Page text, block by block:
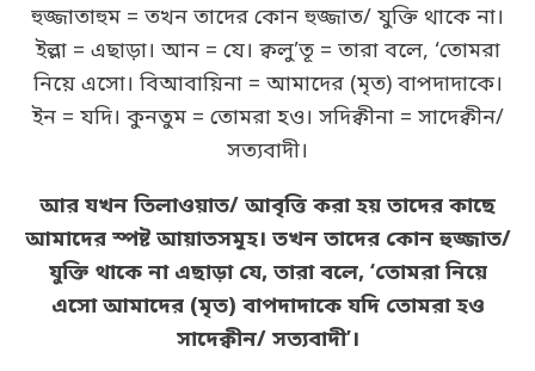
হুজ্জাতাহুম = তখন তাদের কোন হুজ্জাত/ যুক্তি থাকে না।
ইল্লা = এছাড়া। আন = যে। ক্বলু’তূ = তারা বলে, ‘তোমরা
নিয়ে এসো। বিআবায়িনা = আমাদের (মৃত) বাপদাদাকে।
ইন = যদি। কুনতুম = তোমরা হও। সদিক্বীনা = সাদেক্বীন/
সত্যবাদী।
আর যখন তিলাওয়াত/ আবৃত্তি করা হয় তাদের কাছে
আমাদের স্পষ্ট আয়াতসমূহ। তখন তাদের কোন হুজ্জাত/
যুক্তি থাকে না এছাড়া যে, তারা বলে, ‘তোমরা নিয়ে
এসো আমাদের (মৃত) বাপদাদাকে যদি তোমরা হও
সাদেক্বীন/ সত্যবাদী’।